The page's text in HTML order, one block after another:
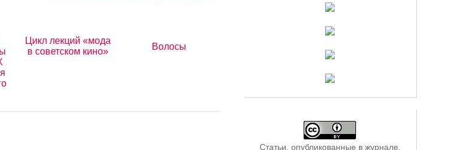
Цикл лекций «мода
в советском кино»
Волосы
Статьи, опубликованные в журнале,